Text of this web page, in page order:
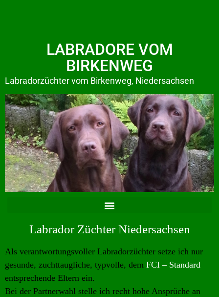
LABRADORE VOM
BIRKENWEG
Labradorzüchter vom Birkenweg, Niedersachsen
Labrador Züchter Niedersachsen
Als verantwortungsvoller Labradorzüchter setze ich nur
gesunde, zuchttaugliche, typvolle, dem FCI – Standard
entsprechende Eltern ein.
Bei der Partnerwahl stelle ich recht hohe Ansprüche an